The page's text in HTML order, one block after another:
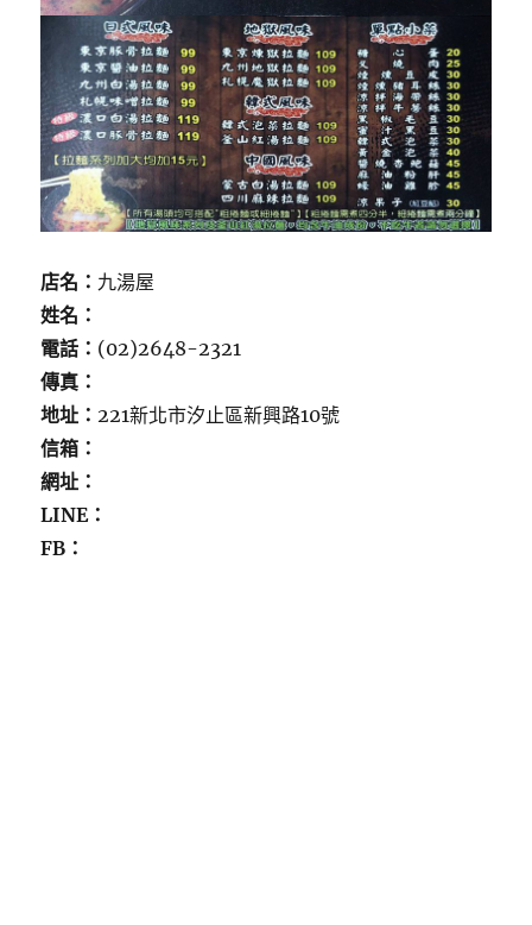
店名： 九湯屋
姓名：
電話： (02)2648-2321
傳真：
地址： 221新北市汐止區新興路10號
信箱：
網址：
LINE：
FB：